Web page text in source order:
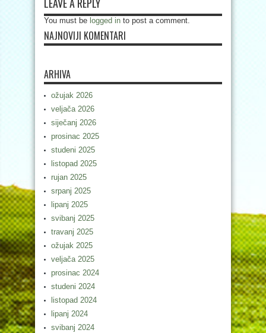
LEAVE A REPLY
You must be logged in to post a comment.
NAJNOVIJI KOMENTARI
ARHIVA
ožujak 2026
veljača 2026
siječanj 2026
prosinac 2025
studeni 2025
listopad 2025
rujan 2025
srpanj 2025
lipanj 2025
svibanj 2025
travanj 2025
ožujak 2025
veljača 2025
prosinac 2024
studeni 2024
listopad 2024
lipanj 2024
svibanj 2024